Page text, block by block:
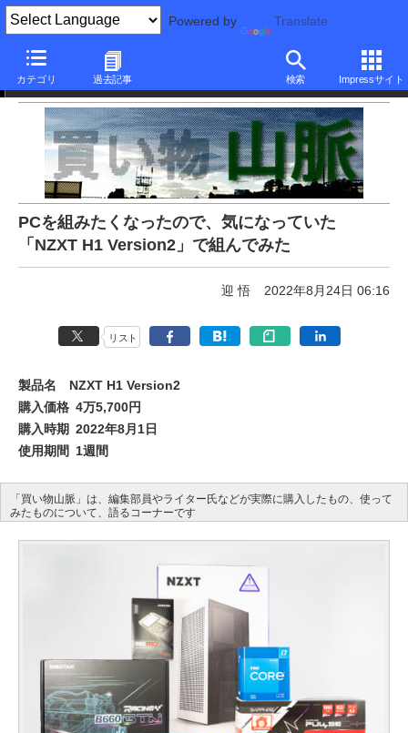
Powered by Translate
カテゴリ 過去記事 検索 Impressサイト
買い物山脈
PCを組みたくなったので、気になっていた
「NZXT H1 Version2」で組んでみた
迎 悟 2022年8月24日 06:16
リスト
製品名
NZXT H1 Version2
購入価格 4万5,700円
購入時期 2022年8月1日
使用期間
1週間
「買い物山脈」は、編集部員やライター氏などが実際に購入したもの、使って
みたものについて、語るコーナーです